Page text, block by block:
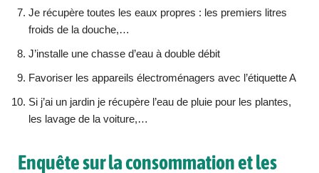
Je récupère toutes les eaux propres : les premiers litres
froids de la douche,…
J’installe une chasse d’eau à double débit
Favoriser les appareils électroménagers avec l’étiquette A
Si j’ai un jardin je récupère l’eau de pluie pour les plantes,
les lavage de la voiture,…
Enquête sur la consommation et les